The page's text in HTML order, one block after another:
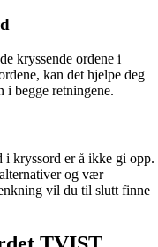
kryssende ordene i
kan det hjelpe deg
i begge retningene.
i kryssord er å ikke gi opp.
og vær
vil du til slutt finne